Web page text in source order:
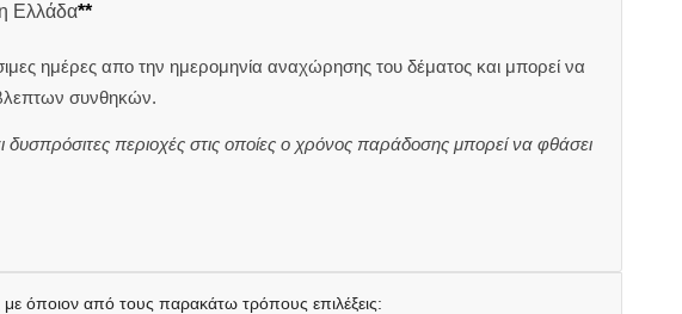
Ελλάδα**
ημέρες απο την ημερομηνία αναχώρησης του δέματος και μπορεί να
συνθηκών.
δυσπρόσιτες περιοχές στις οποίες ο χρόνος παράδοσης μπορεί να φθάσει
όποιον από τους παρακάτω τρόπους επιλέξεις: